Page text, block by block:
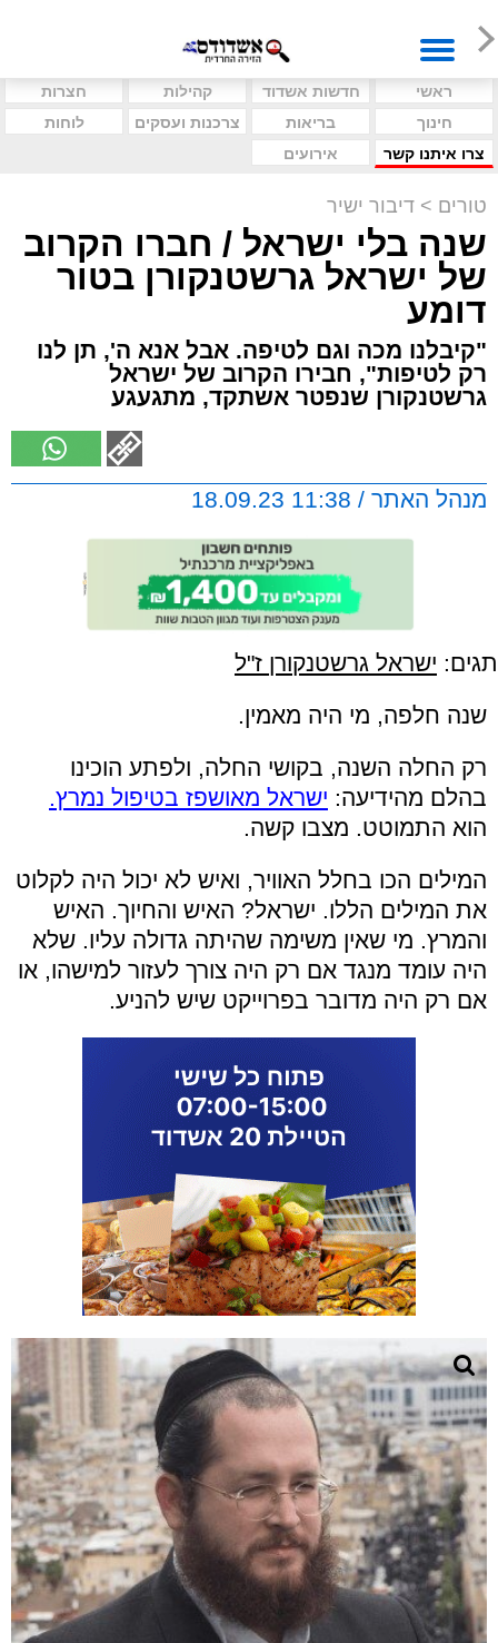
ראשי חדשות אשדוד קהילות
חצרות
חינוך
בריאות צרכנות ועסקים
לוחות
צרו איתנו קשר
אירועים
טורים > דיבור ישיר
שנה בלי ישראל / חברו הקרוב
של ישראל גרשטנקורן בטור
דומע
"קיבלנו מכה וגם לטיפה. אבל אנא ה', תן לנו
רק לטיפות", חבירו הקרוב של ישראל
גרשטנקורן שנפטר אשתקד, מתגעגע
מנהל האתר / 11:38 18.09.23
תגים: ישראל גרשטנקורן ז"ל
שנה חלפה, מי היה מאמין.
רק החלה השנה, בקושי החלה, ולפתע הוכינו
בהלם מהידיעה: ישראל מאושפז בטיפול נמרץ.
הוא התמוטט. מצבו קשה.
המילים הכו בחלל האוויר, ואיש לא יכול היה לקלוט
את המילים הללו. ישראל? האיש והחיוך. האיש
והמרץ. מי שאין משימה שהיתה גדולה עליו. שלא
היה עומד מנגד אם רק היה צורך לעזור למישהו, או
אם רק היה מדובר בפרוייקט שיש להניע.